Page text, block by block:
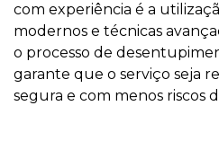
com experiência é a
modernos e técnicas
o processo de
garante que o serviço seja
segura e com menos riscos